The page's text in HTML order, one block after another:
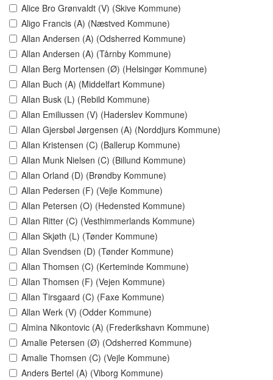
Alice Bro Grønvaldt (V) (Skive Kommune)
Aligo Francis (A) (Næstved Kommune)
Allan Andersen (A) (Odsherred Kommune)
Allan Andersen (A) (Tårnby Kommune)
Allan Berg Mortensen (Ø) (Helsingør Kommune)
Allan Buch (A) (Middelfart Kommune)
Allan Busk (L) (Rebild Kommune)
Allan Emiliussen (V) (Haderslev Kommune)
Allan Gjersbøl Jørgensen (A) (Norddjurs Kommune)
Allan Kristensen (C) (Ballerup Kommune)
Allan Munk Nielsen (C) (Billund Kommune)
Allan Orland (D) (Brøndby Kommune)
Allan Pedersen (F) (Vejle Kommune)
Allan Petersen (O) (Hedensted Kommune)
Allan Ritter (C) (Vesthimmerlands Kommune)
Allan Skjøth (L) (Tønder Kommune)
Allan Svendsen (D) (Tønder Kommune)
Allan Thomsen (C) (Kerteminde Kommune)
Allan Thomsen (F) (Vejen Kommune)
Allan Tirsgaard (C) (Faxe Kommune)
Allan Werk (V) (Odder Kommune)
Almina Nikontovic (A) (Frederikshavn Kommune)
Amalie Petersen (Ø) (Odsherred Kommune)
Amalie Thomsen (C) (Vejle Kommune)
Anders Bertel (A) (Viborg Kommune)